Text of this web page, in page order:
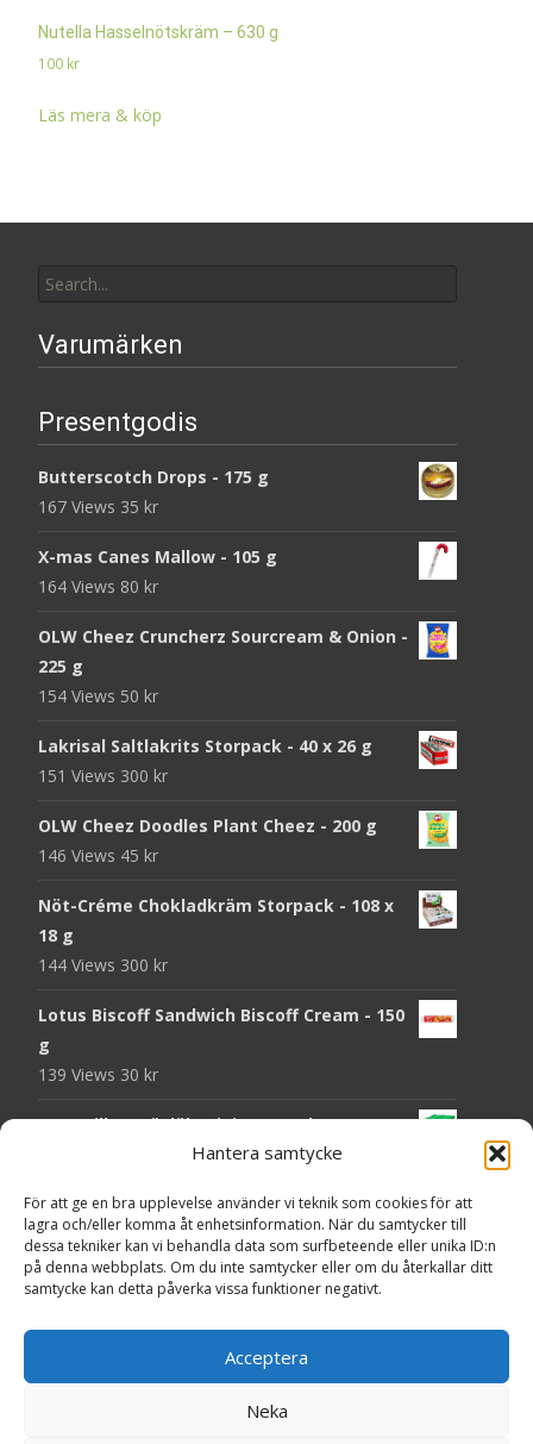
Hantera samtycke
För att ge en bra upplevelse använder vi teknik som cookies för att
lagra och/eller komma åt enhetsinformation. När du samtycker till
dessa tekniker kan vi behandla data som surfbeteende eller unika ID:n
på denna webbplats. Om du inte samtycker eller om du återkallar ditt
samtycke kan detta påverka vissa funktioner negativt.
Acceptera
Neka
Nutella Hasselnötskräm – 630 g
100 kr
Läs mera & köp
for:
Varumärken
Presentgodis
Butterscotch Drops - 175 g
167 Views 35 kr
X-mas Canes Mallow - 105 g
164 Views 80 kr
OLW Cheez Cruncherz Sourcream & Onion -
225 g
154 Views 50 kr
Lakrisal Saltlakrits Storpack - 40 x 26 g
151 Views 300 kr
OLW Cheez Doodles Plant Cheez - 200 g
146 Views 45 kr
Nöt-Créme Chokladkräm Storpack - 108 x
18 g
144 Views 300 kr
Lotus Biscoff Sandwich Biscoff Cream - 150
g
139 Views 30 kr
OLW Dill & Gräslök Mini Storpack - 20 x 40 g
Pringles Hot Kickin' Sour Cream Chips - 160
g
136 Views50kr